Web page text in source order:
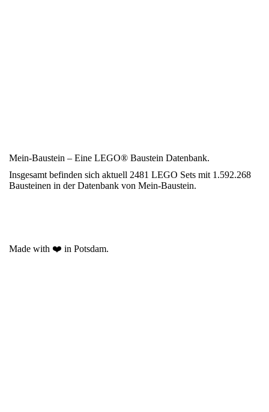
Mein-Baustein – Eine LEGO® Baustein Datenbank.
Insgesamt befinden sich aktuell 2481 LEGO Sets mit 1.592.268
Bausteinen in der Datenbank von Mein-Baustein.
Made with ❤️ in Potsdam.